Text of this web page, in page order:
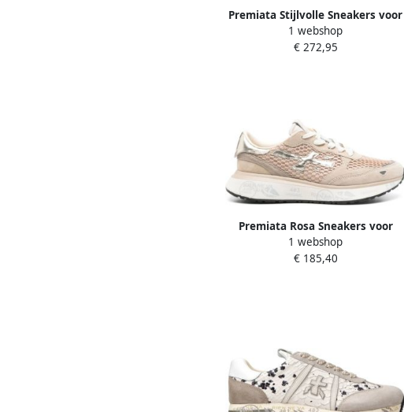
Premiata Stijlvolle Sneakers voor
nen en
1 webshop
€ 272,95
Premiata Rosa Sneakers voor
Vrouwen
1 webshop
€ 185,40